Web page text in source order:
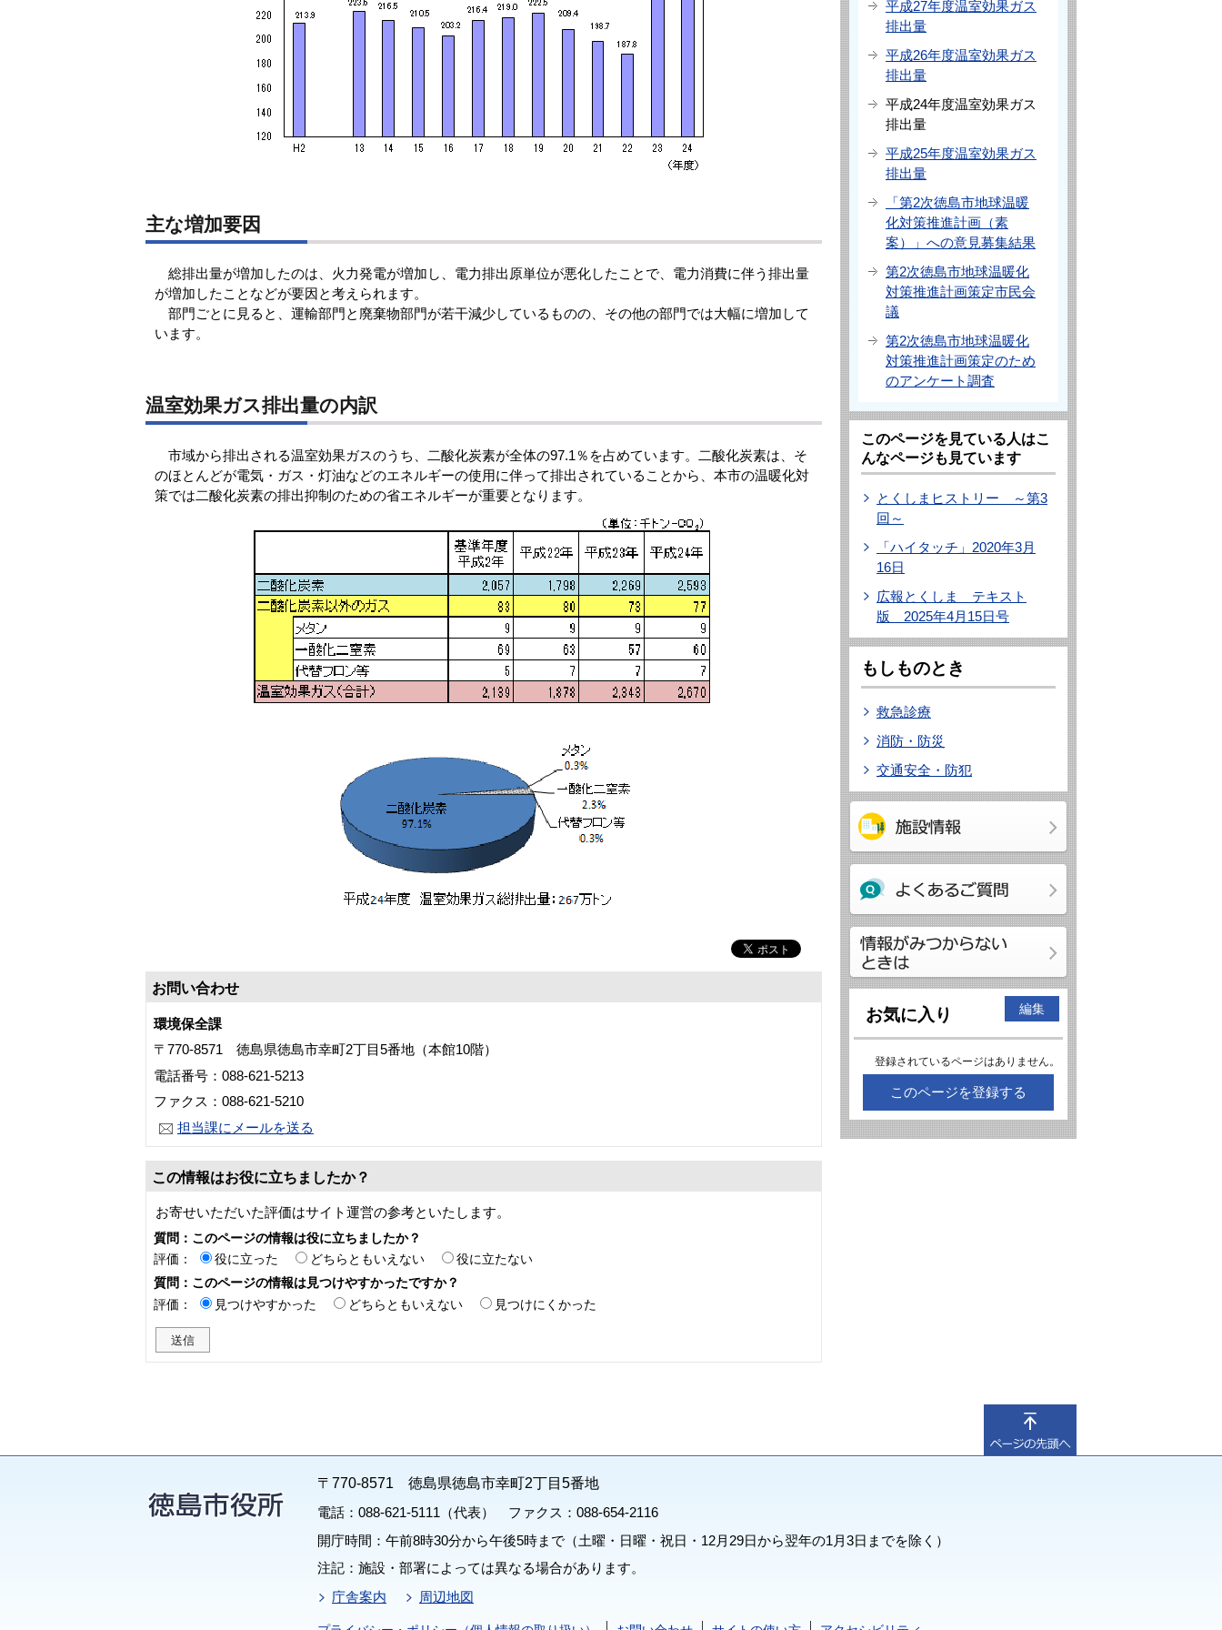
主な増加要因
総排出量が増加したのは、火力発電が増加し、電力排出原単位が悪化したことで、電力消費に伴う排出量
が増加したことなどが要因と考えられます。
部門ごとに見ると、運輸部門と廃棄物部門が若干減少しているものの、その他の部門では大幅に増加して
います。
温室効果ガス排出量の内訳
市域から排出される温室効果ガスのうち、二酸化炭素が全体の97.1％を占めています。二酸化炭素は、そ
のほとんどが電気・ガス・灯油などのエネルギーの使用に伴って排出されていることから、本市の温暖化対
策では二酸化炭素の排出抑制のための省エネルギーが重要となります。
お問い合わせ
環境保全課
〒770-8571 徳島県徳島市幸町2丁目5番地（本館10階）
電話番号：088-621-5213
ファクス：088-621-5210
担当課にメールを送る
この情報はお役に立ちましたか？
お寄せいただいた評価はサイト運営の参考といたします。
質問：このページの情報は役に立ちましたか？
評価：
役に立った どちらともいえない
役に立たない
質問：このページの情報は見つけやすかったですか？
評価：
見つけやすかった どちらともいえない 見つけにくかった
平成27年度温室効果ガス
排出量
平成26年度温室効果ガス
排出量
平成24年度温室効果ガス
排出量
平成25年度温室効果ガス
排出量
「第2次徳島市地球温暖
化対策推進計画（素
案）」への意見募集結果
第2次徳島市地球温暖化
対策推進計画策定市民会
議
第2次徳島市地球温暖化
対策推進計画策定のため
のアンケート調査
このページを見ている人はこ
んなページも見ています
とくしまヒストリー ～第3
回～
「ハイタッチ」2020年3月
16日
広報とくしま テキスト
版 2025年4月15日号
もしものとき
救急診療
消防・防災
交通安全・防犯
お気に入り 編集
登録されているページはありません。
このページを登録する
〒770-8571 徳島県徳島市幸町2丁目5番地
電話：088-621-5111（代表） ファクス：088-654-2116
開庁時間：午前8時30分から午後5時まで（土曜・日曜・祝日・12月29日から翌年の1月3日までを除く）
注記：施設・部署によっては異なる場合があります。
庁舎案内
周辺地図